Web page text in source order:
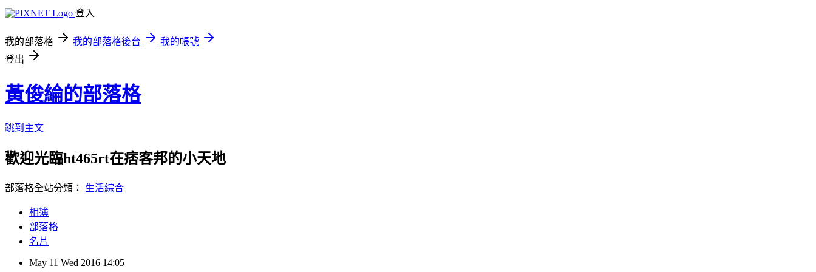
登入
我的部落格 我的部落格後台
我的帳號
登出
黃俊綸的部落格
跳到主文
歡迎光臨ht465rt在痞客邦的小天地
部落格全站分類： 生活綜合
相簿
部落格
名片
May 11 Wed 2016 14:05